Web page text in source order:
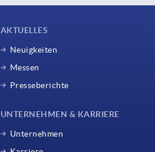
AKTUELLES
Neuigkeiten
Messen
Presseberichte
UNTERNEHMEN & KARRIERE
Unternehmen